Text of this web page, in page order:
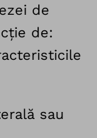
de
de:
sau